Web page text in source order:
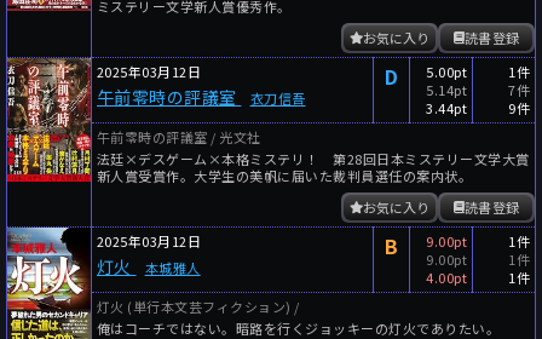
ミステリー文学新人賞優秀作。
読書登録
お気に入り
2025年03月12日
午前零時の評議室 衣刀信吾
D
5.00pt
5.14pt
3.44pt
1件
7件
9件
午前零時の評議室 / 光文社
法廷×デスゲーム×本格ミステリ！ 第28回日本ミステリー文学大賞
新人賞受賞作。大学生の美帆に届いた裁判員選任の案内状。
読書登録
お気に入り
2025年03月12日
灯火 本城雅人
B
9.00pt
9.00pt
4.00pt
1件
1件
1件
灯火 (単行本文芸フィクション) /
俺はコーチではない。暗路を行くジョッキーの灯火でありたい。